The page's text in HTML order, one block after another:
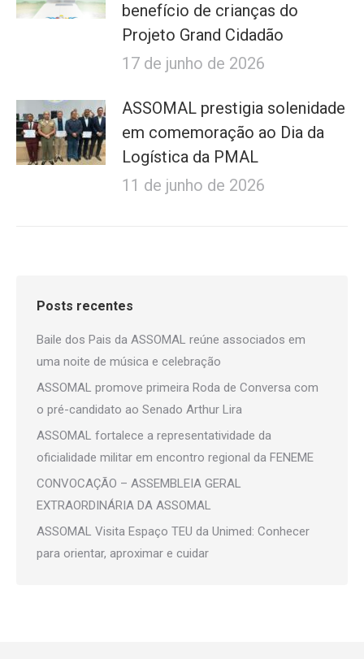
benefício de crianças do
Projeto Grand Cidadão
17 de junho de 2026
ASSOMAL prestigia solenidade
em comemoração ao Dia da
Logística da PMAL
11 de junho de 2026
Posts recentes
Baile dos Pais da ASSOMAL reúne associados em
uma noite de música e celebração
ASSOMAL promove primeira Roda de Conversa com
o pré-candidato ao Senado Arthur Lira
ASSOMAL fortalece a representatividade da
oficialidade militar em encontro regional da FENEME
CONVOCAÇÃO – ASSEMBLEIA GERAL
EXTRAORDINÁRIA DA ASSOMAL
ASSOMAL Visita Espaço TEU da Unimed: Conhecer
para orientar, aproximar e cuidar